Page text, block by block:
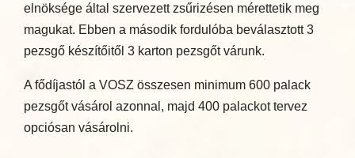
elnöksége által szervezett zsűrizésen mérettetik meg
magukat. Ebben a második fordulóba beválasztott 3
pezsgő készítőitől 3 karton pezsgőt várunk.
A fődíjastól a VOSZ összesen minimum 600 palack
pezsgőt vásárol azonnal, majd 400 palackot tervez
opciósan vásárolni.